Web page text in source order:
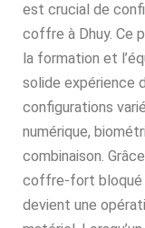
est crucial de
coffre à Dhuy. Ce
la formation et
solide expérience
configurations
numérique,
combinaison.
coffre-fort bloqué
devient une